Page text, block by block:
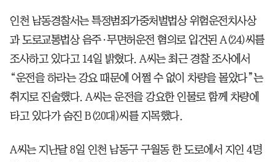
인천 남동경찰서는 특정범죄가중처벌법상 위험운전치사상
과 도로교통법상 음주·무면허운전 혐의로 입건된 A(24)씨를
조사하고 있다고 14일 밝혔다. A씨는 최근 경찰 조사에서
“운전을 하라는 강요 때문에 어쩔 수 없이 차량을 몰았다”는
취지로 진술했다. A씨는 운전을 강요한 인물로 함께 차량에
타고 있다가 숨진 B(20대)씨를 지목했다.
A씨는 지난달 8일 인천 남동구 구월동 한 도로에서 지인 4명